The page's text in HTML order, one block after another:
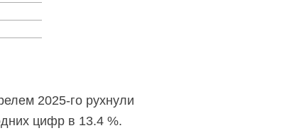
2025-горухнули
цифр в 13.4 %.